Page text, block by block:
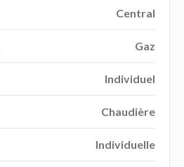
Central
Gaz
Individuel
Chaudière
Individuelle